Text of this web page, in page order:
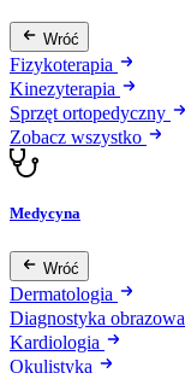
Wróć
Fizykoterapia
Kinezyterapia
Sprzęt ortopedyczny
Zobacz wszystko
Medycyna
Wróć
Dermatologia
Diagnostyka obrazowa
Kardiologia
Okulistyka